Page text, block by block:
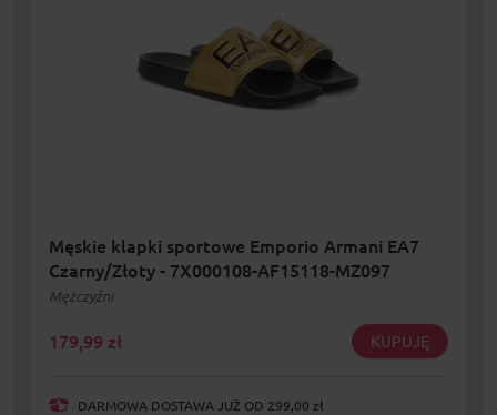
Męskie klapki sportowe Emporio Armani EA7
Czarny/Złoty - 7X000108-AF15118-MZ097
Mężczyźni
179,99 zł KUPUJĘ
DARMOWA DOSTAWA JUŻ OD 299,00 zł